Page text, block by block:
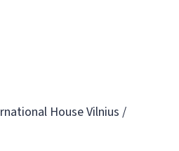
House Vilnius /